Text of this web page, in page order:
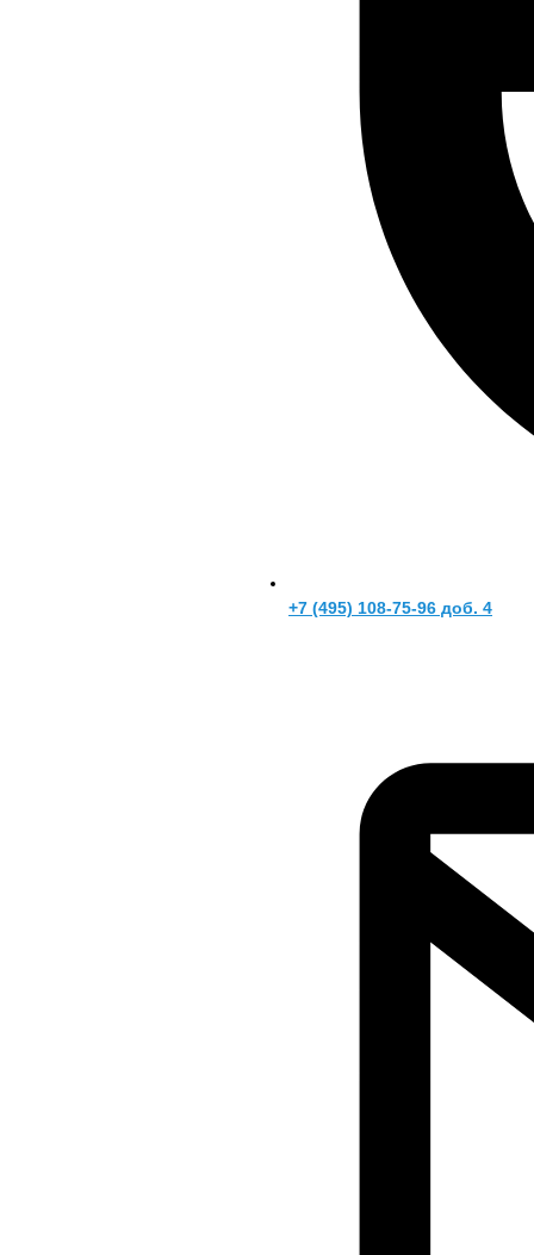
+7 (495) 108-75-96 доб. 4